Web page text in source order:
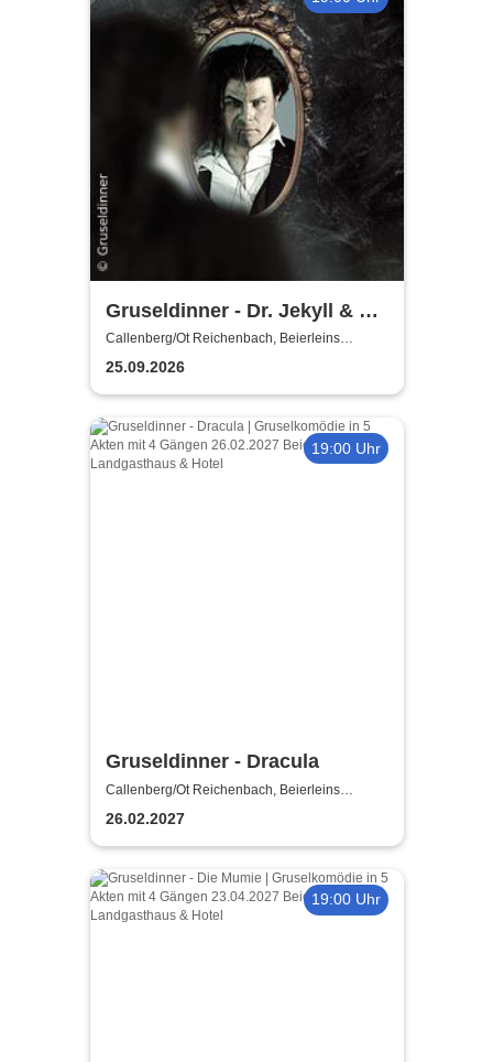
Gruseldinner - Dr. Jekyll & Mr.
Hyde
Callenberg/Ot Reichenbach, Beierleins
Landgasthaus & Hotel
25.09.2026
19:00 Uhr
Gruseldinner - Dracula
Callenberg/Ot Reichenbach, Beierleins
Landgasthaus & Hotel
26.02.2027
19:00 Uhr